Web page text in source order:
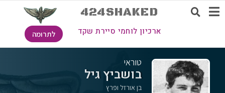
424SHAKED
ארכיון לוחמי סיירת שקד לתרומה
טוראי
בושביץ גיל
בן אורזל ופרץ